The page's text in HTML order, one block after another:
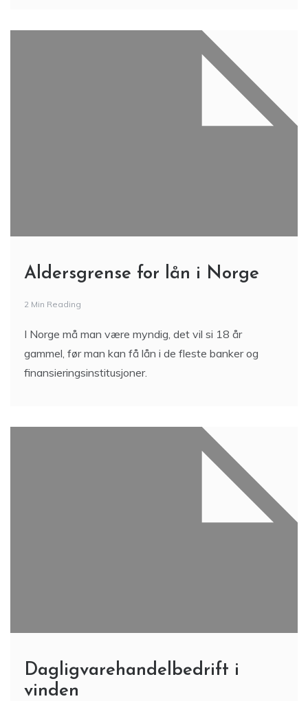
Aldersgrense for lån i Norge
2 Min Reading
I Norge må man være myndig, det vil si 18 år
gammel, før man kan få lån i de fleste banker og
finansieringsinstitusjoner.
Dagligvarehandelbedrift i
vinden